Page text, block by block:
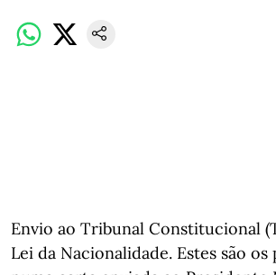
Envio ao Tribunal Constitucional
Lei da Nacionalidade. Estes são